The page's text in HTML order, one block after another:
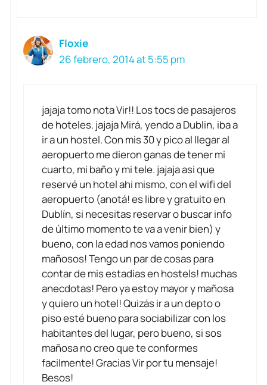
Floxie
26 febrero, 2014 at 5:55 pm
jajaja tomo nota Vir!! Los tocs de pasajeros
de hoteles. jajaja Mirá, yendo a Dublin, iba a
ir a un hostel. Con mis 30 y pico al llegar al
aeropuerto me dieron ganas de tener mi
cuarto, mi baño y mi tele. jajaja asi que
reservé un hotel ahi mismo, con el wifi del
aeropuerto (anotá! es libre y gratuito en
Dublín, si necesitas reservar o buscar info
de último momento te va a venir bien) y
bueno, con la edad nos vamos poniendo
mañosos! Tengo un par de cosas para
contar de mis estadias en hostels! muchas
anecdotas! Pero ya estoy mayor y mañosa
y quiero un hotel! Quizás ir a un depto o
piso esté bueno para sociabilizar con los
habitantes del lugar, pero bueno, si sos
mañosa no creo que te conformes
facilmente! Gracias Vir por tu mensaje!
Besos!